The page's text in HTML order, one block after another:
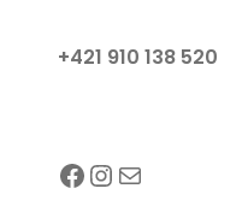
+421 910 138 520
Facebook InstagramE-mail